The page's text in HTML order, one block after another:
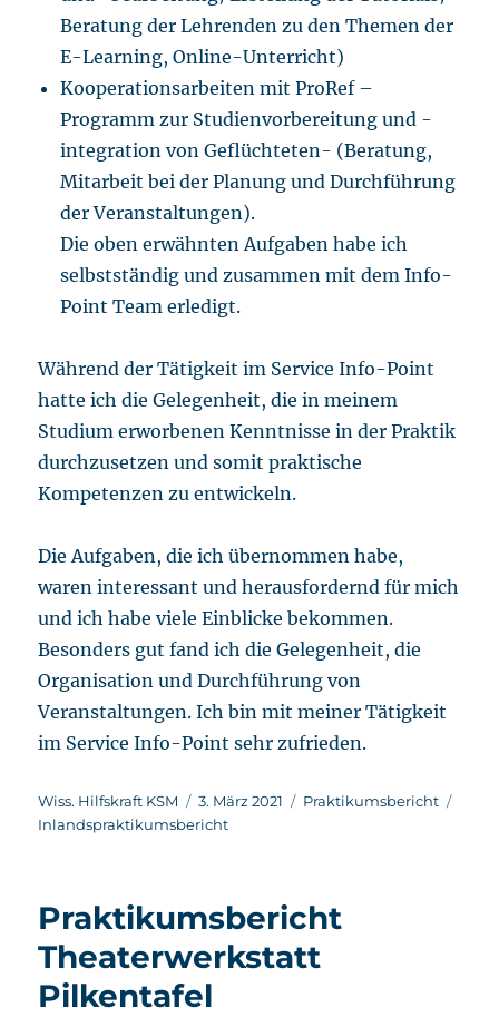
Beratung der Lehrenden zu den Themen der
E-Learning, Online-Unterricht)
Kooperationsarbeiten mit ProRef –
Programm zur Studienvorbereitung und -
integration von Geflüchteten- (Beratung,
Mitarbeit bei der Planung und Durchführung
der Veranstaltungen).
Die oben erwähnten Aufgaben habe ich
selbstständig und zusammen mit dem Info-
Point Team erledigt.
Während der Tätigkeit im Service Info-Point
hatte ich die Gelegenheit, die in meinem
Studium erworbenen Kenntnisse in der Praktik
durchzusetzen und somit praktische
Kompetenzen zu entwickeln.
Die Aufgaben, die ich übernommen habe,
waren interessant und herausfordernd für mich
und ich habe viele Einblicke bekommen.
Besonders gut fand ich die Gelegenheit, die
Organisation und Durchführung von
Veranstaltungen. Ich bin mit meiner Tätigkeit
im Service Info-Point sehr zufrieden.
Autor
Wiss. Hilfskraft KSM
Veröffentlicht
am
3. März 2021 Kategorien
Praktikumsbericht
Inlandspraktikumsbericht
Praktikumsbericht
Theaterwerkstatt
Pilkentafel